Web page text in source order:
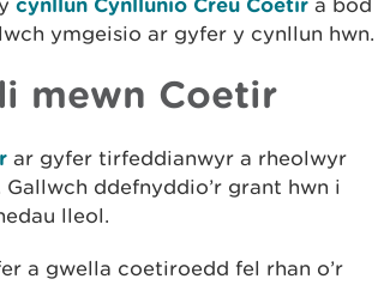
a bod
ymgeisio ar gyfer y cynllun hwn.
mewn Coetir
ar gyfer tirfeddianwyr a rheolwyr
ddefnyddio’r grant hwn i
lleol.
a gwella coetiroedd fel rhan o’r